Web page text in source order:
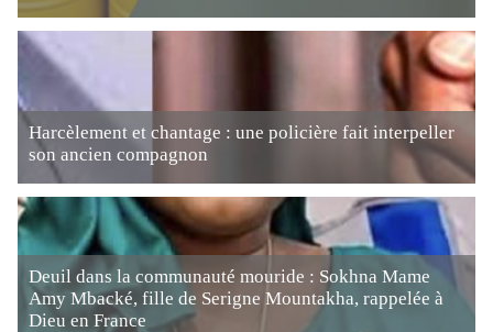
Harcèlement et chantage : une policière fait interpeller
son ancien compagnon
Deuil dans la communauté mouride : Sokhna Mame
Amy Mbacké, fille de Serigne Mountakha, rappelée à
Dieu en France